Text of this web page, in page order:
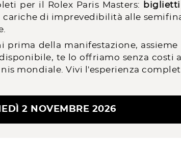
per il Rolex Paris Masters:
biglietti
di imprevedibilità alle
della manifestazione, assieme
te lo offriamo senza costi
mondiale. Vivi l'esperienza
2 NOVEMBRE 2026